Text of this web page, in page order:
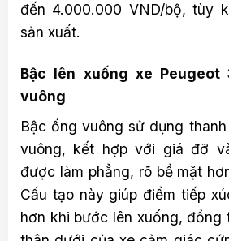
đến 4.000.000 VND/bộ, tùy
sản xuất.
Bậc lên xuống xe Peugeot
vuông
Bậc ống vuông sử dụng
vuông, kết hợp với giá đỡ
được làm phẳng, rõ bề mặt
Cấu tạo này giúp điểm tiếp
hơn khi bước lên xuống, đồng